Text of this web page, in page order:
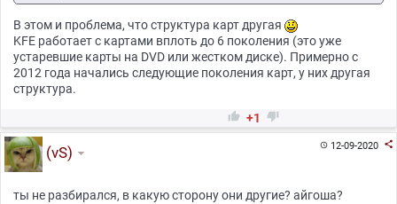
В этом и проблема, что структура карт другая
KFE работает с картами вплоть до 6 поколения (это уже
устаревшие карты на DVD или жестком диске). Примерно с
2012 года начались следующие поколения карт, у них другая
структура.
 +1 
12-09-2020 
(vS)
ты не разбирался, в какую сторону они другие? айгоша?